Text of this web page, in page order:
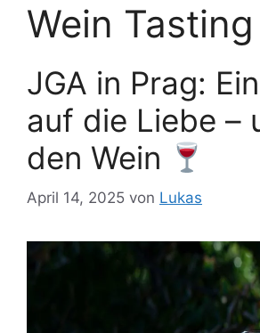
Wein
JGA in Prag:
auf die Liebe –
den Wein
April 14, 2025 von Lukas